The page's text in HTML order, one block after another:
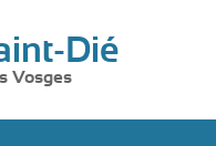
Dié
Vosges